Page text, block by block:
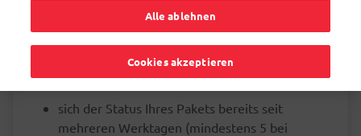
Wir empfehlen Ihnen, sich an den Absender zu wenden,
wenn:
sich der Status Ihres Pakets bereits seit
mehreren Werktagen (mindestens 5 bei
Alle ablehnen
Cookies akzeptieren